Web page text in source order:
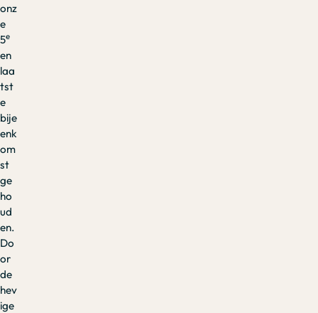
onz
e
5e
en
laa
tst
e
bije
enk
om
st
ge
ho
ud
en.
Do
or
de
hev
ige